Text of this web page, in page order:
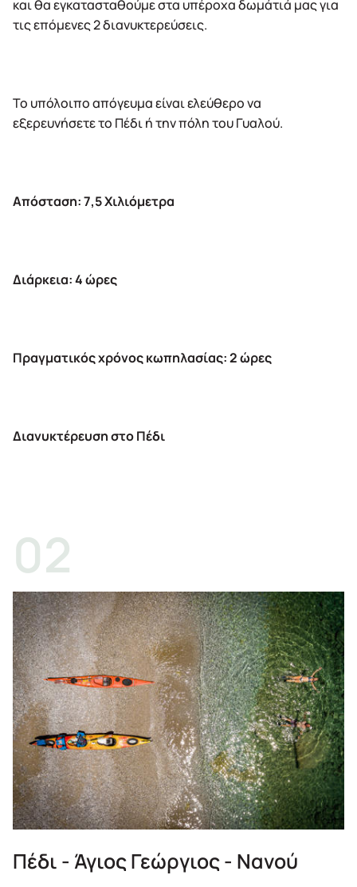
και θα εγκατασταθούμε στα υπέροχα δωμάτιά μας για
τις επόμενες 2 διανυκτερεύσεις.
Το υπόλοιπο απόγευμα είναι ελεύθερο να
εξερευνήσετε το Πέδι ή την πόλη του Γυαλού.
Απόσταση: 7,5 Χιλιόμετρα
Διάρκεια: 4 ώρες
Πραγματικός χρόνος κωπηλασίας: 2 ώρες
Διανυκτέρευση στο Πέδι
Πέδι - Άγιος Γεώργιος - Νανού